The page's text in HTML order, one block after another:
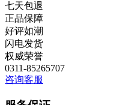
七天包退
正品保障
好评如潮
闪电发货
权威荣誉
0311-85265707
咨询客服